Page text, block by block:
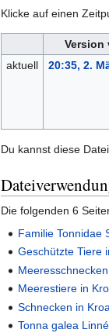
Klicke auf einen
Version
aktuell
20:35, 2.
Du kannst diese
Die folgenden 6
Familie Tonnidae
Geschützte Tiere
Meerestiere in
Schnecken in
Tonna galea